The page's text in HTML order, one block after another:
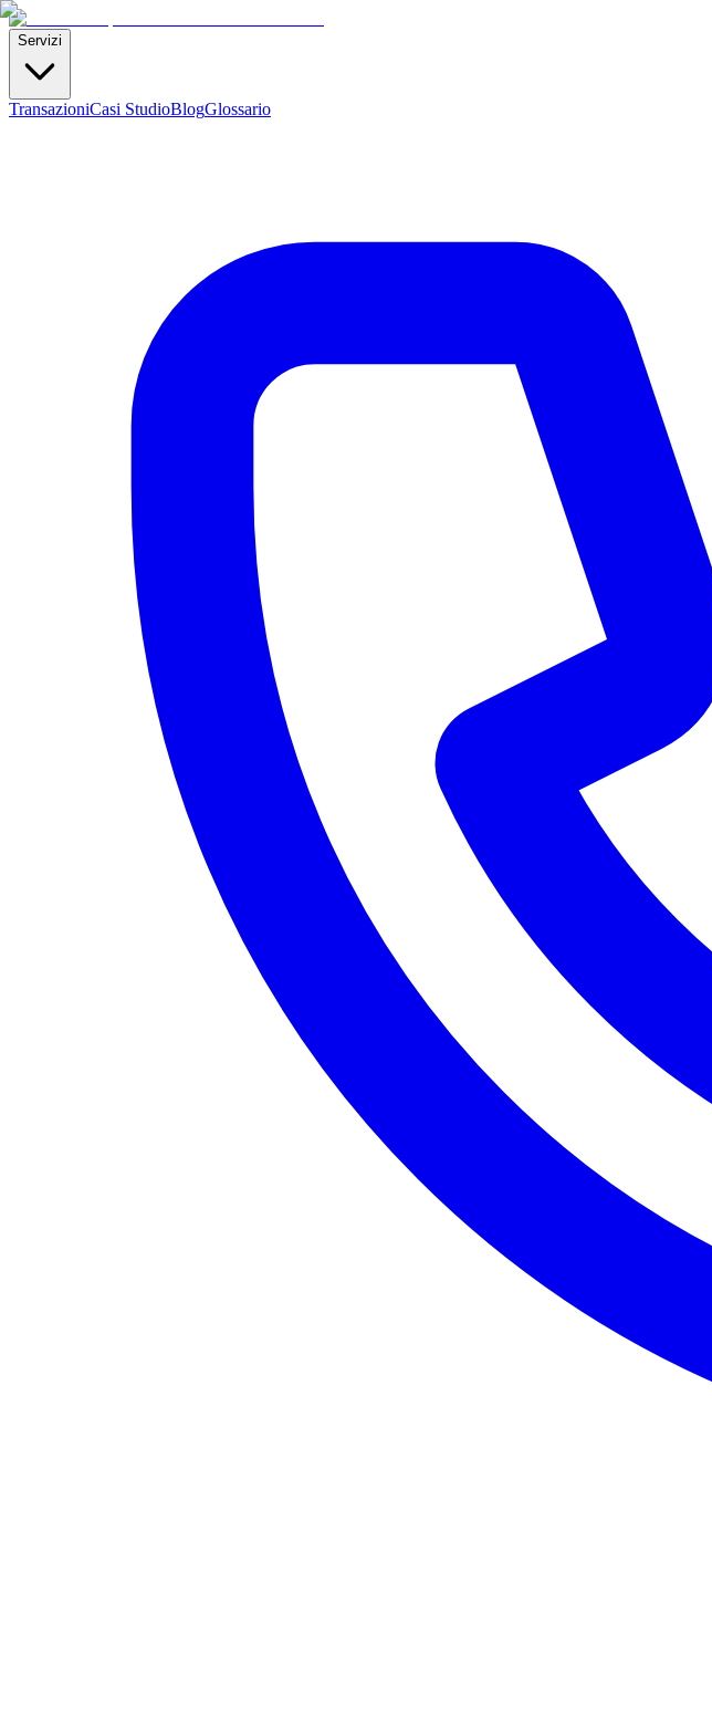
Servizi
TransazioniCasi StudioBlogGlossario